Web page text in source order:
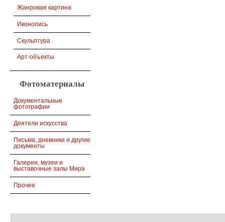
Жанровая картина
Иконопись
Скульптура
Арт-объекты
Фотоматериалы
Документальные
фотографии
Деятели искусства
Письма, дневники и другие
документы
Галереи, музеи и
выставочные залы Мира
Прочее